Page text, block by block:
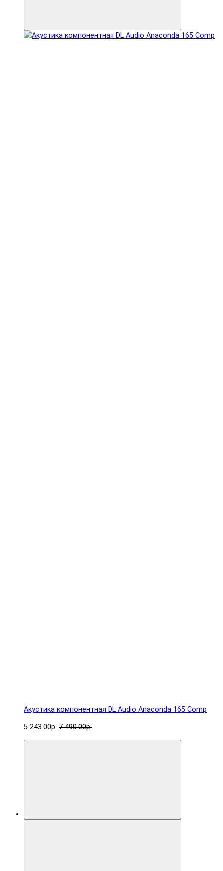
Акустика компонентная DL Audio Anaconda 165 Comp
5 243.00р. 7 490.00р.